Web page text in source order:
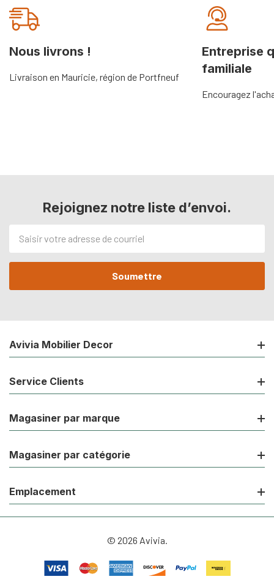
Onglet
personnalisé
Nous livrons !
Livraison en Mauricie, région de Portfneuf
Entreprise
familiale
Encouragez
Rejoignez notre liste d’envoi.
de
courriel
Avivia Mobilier Decor
Service Clients
Magasiner par marque
Magasiner par catégorie
Emplacement
© 2026 Avivia.